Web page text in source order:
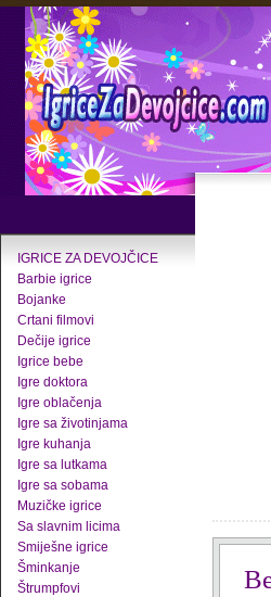
IGRICE ZA DEVOJČICE
Barbie igrice
Bojanke
Crtani filmovi
Dečije igrice
Igrice bebe
Igre doktora
Igre oblačenja
Igre sa životinjama
Igre kuhanja
Igre sa lutkama
Igre sa sobama
Muzičke igrice
Sa slavnim licima
Smiješne igrice
Šminkanje
Štrumpfovi